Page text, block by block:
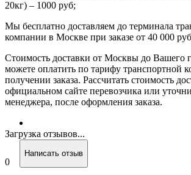
20кг) – 1000 руб;
Мы бесплатно доставляем до терминала
компании в Москве при заказе от 40 000
Стоимость доставки от Москвы до Вашего
можете оплатить по тарифу транспортной
получении заказа. Рассчитать стоимость
официальном сайте перевозчика или
менеджера, после оформления заказа.
Загрузка отзывов...
0
Написать отзыв